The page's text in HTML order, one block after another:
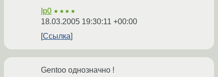
Ip0 ★★★★
18.03.2005 19:30:11 +00:00
Ссылка
Gentoo однозначно !